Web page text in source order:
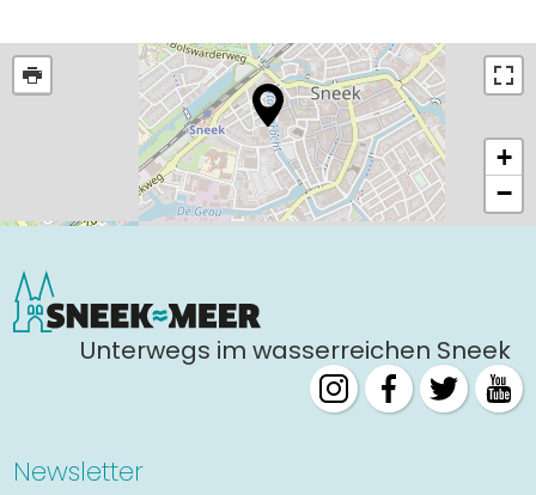
+
−
Unterwegs im wasserreichen Sneek
Newsletter